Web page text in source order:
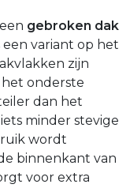
gebroken dak
variant op het
zijn
onderste
dan het
minder stevige
wordt
binnenkant van
voor extra